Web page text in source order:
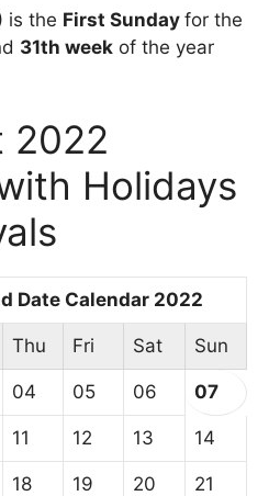
is the First Sunday for the
31th week of the year
2022
Holidays
Date Calendar 2022
Thu Fri Sat Sun
04 05 06 07
11 12 13 14
18 19 20 21